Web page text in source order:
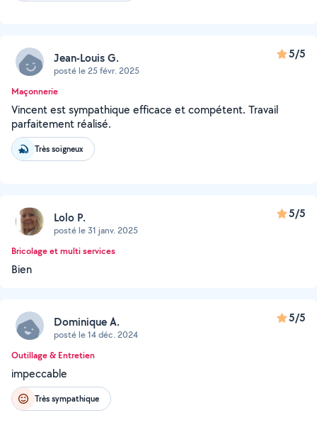
Jean-Louis G.
posté le 25 févr. 2025
5/5
Maçonnerie
Vincent est sympathique efficace et compétent. Travail
parfaitement réalisé.
Très soigneux
Lolo P.
posté le 31 janv. 2025
5/5
Bricolage et multi services
Bien
Dominique A.
posté le 14 déc. 2024
5/5
Outillage & Entretien
impeccable
Très sympathique